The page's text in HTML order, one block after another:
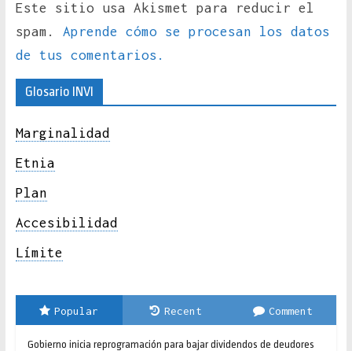
Este sitio usa Akismet para reducir el
spam. Aprende cómo se procesan los datos
de tus comentarios.
Glosario INVI
Marginalidad
Etnia
Plan
Accesibilidad
Límite
Popular Recent Comment
Gobierno inicia reprogramación para bajar dividendos de deudores